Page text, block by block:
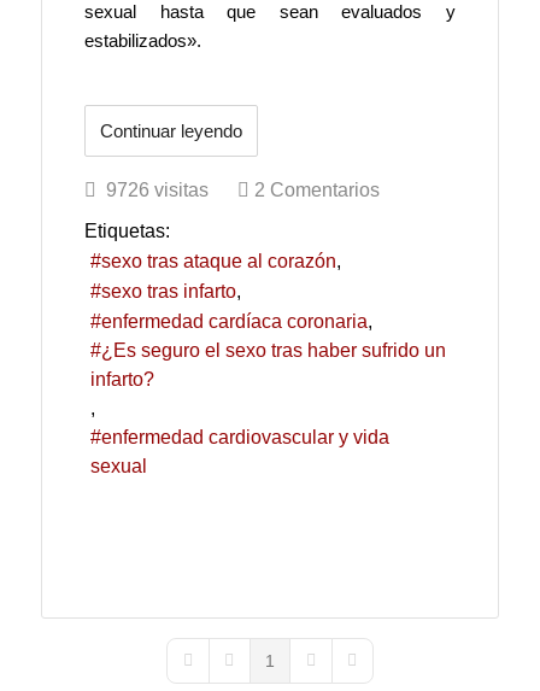
sexual hasta que sean evaluados y
estabilizados».
Continuar leyendo
9726 visitas
2 Comentarios
Etiquetas:
sexo tras ataque al corazón
sexo tras infarto
enfermedad cardíaca coronaria
¿Es seguro el sexo tras haber sufrido un
infarto?
enfermedad cardiovascular y vida
sexual
First PagePrevious Page
1
Next PageLast Page